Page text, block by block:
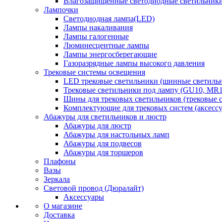
Лампочки
Светодиодная лампа(LED)
Лампы накаливания
Лампы галогенные
Люминесцентные лампы
Лампы энергосберегающие
Газоразрядные лампы высокого давления
Трековые системы освещения
LED трековые светильники (шинные
Трековые светильники под лампу (GU10,
Шины для трековых светильников (трековые
Комплектующие для трековых систем
Абажуры для светильников и люстр
Абажуры для люстр
Абажуры для настольных ламп
Абажуры для подвесов
Абажуры для торшеров
Плафоны
Вазы
Зеркала
Световой провод (Дюралайт)
Аксессуары
О магазине
Доставка